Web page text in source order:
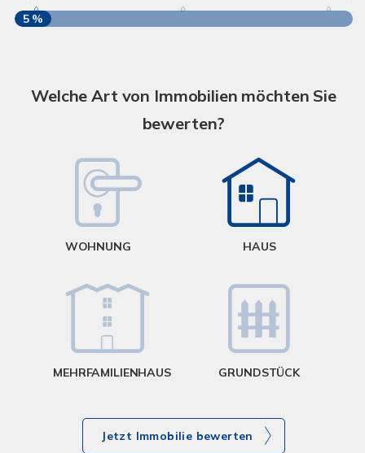
5 %
Welche Art von Immobilien möchten Sie
bewerten?
WOHNUNG HAUS
MEHRFAMILIENHAUS GRUNDSTÜCK
Jetzt Immobilie bewerten